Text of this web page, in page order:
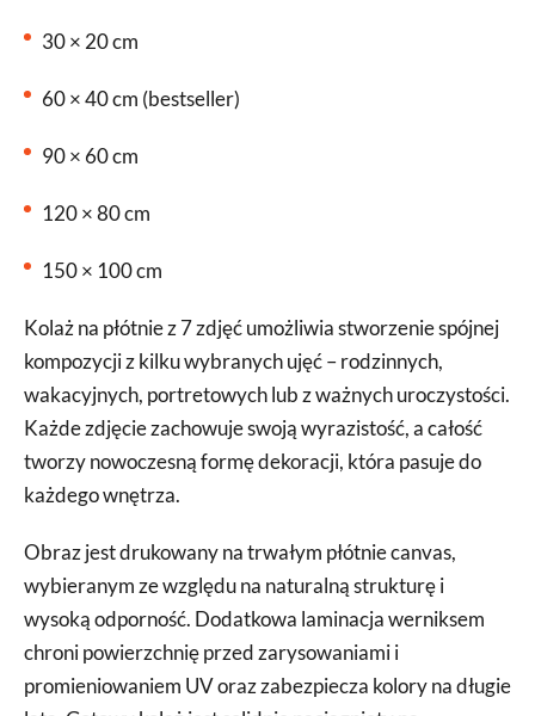
30 × 20 cm
60 × 40 cm (bestseller)
90 × 60 cm
120 × 80 cm
150 × 100 cm
Kolaż na płótnie z 7 zdjęć umożliwia stworzenie spójnej
kompozycji z kilku wybranych ujęć – rodzinnych,
wakacyjnych, portretowych lub z ważnych uroczystości.
Każde zdjęcie zachowuje swoją wyrazistość, a całość
tworzy nowoczesną formę dekoracji, która pasuje do
każdego wnętrza.
Obraz jest drukowany na trwałym płótnie canvas,
wybieranym ze względu na naturalną strukturę i
wysoką odporność. Dodatkowa laminacja werniksem
chroni powierzchnię przed zarysowaniami i
promieniowaniem UV oraz zabezpiecza kolory na długie